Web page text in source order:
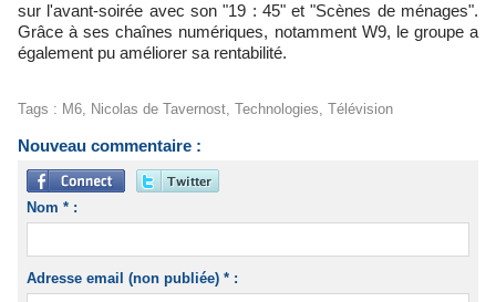
sur l'avant-soirée avec son "19 : 45" et "Scènes de ménages".
Grâce à ses chaînes numériques, notamment W9, le groupe a
également pu améliorer sa rentabilité.
Tags : M6, Nicolas de Tavernost, Technologies, Télévision
Nouveau commentaire :
Nom * :
Adresse email (non publiée) * :